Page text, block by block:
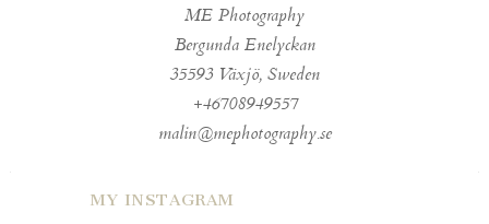
ME Photography
Bergunda Enelyckan
35593 Växjö, Sweden
+46708949557
malin@mephotography.se
MY INSTAGRAM